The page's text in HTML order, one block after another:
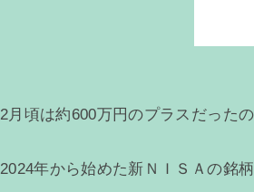
2月頃は約600万円のプラスだったの
2024年から始めた新ＮＩＳＡの銘